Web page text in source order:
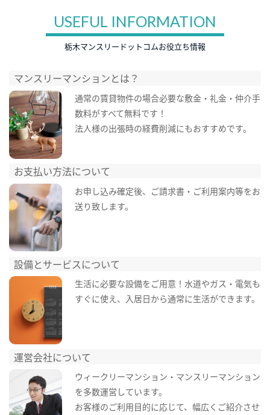
USEFUL INFORMATION
栃木マンスリードットコムお役立ち情報
マンスリーマンションとは？
通常の賃貸物件の場合必要な敷金・礼金・仲介手
数料がすべて無料です！
法人様の出張時の経費削減にもおすすめです。
お支払い方法について
お申し込み確定後、ご請求書・ご利用案内等をお
送り致します。
設備とサービスについて
生活に必要な設備をご用意！水道やガス・電気も
すぐに使え、入居日から通常に生活ができます。
運営会社について
ウィークリーマンション・マンスリーマンション
を多数運営しています。
お客様のご利用目的に応じて、幅広くご紹介させ